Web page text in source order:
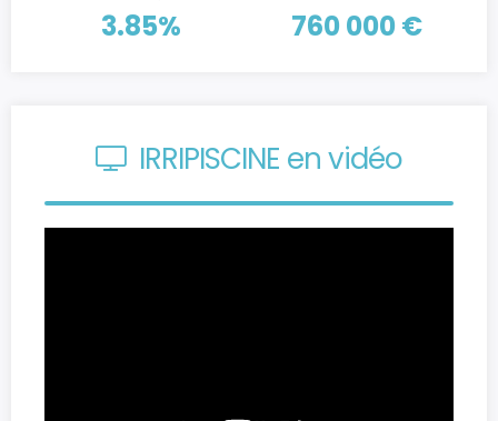
3.85% 760 000 €
IRRIPISCINE en vidéo